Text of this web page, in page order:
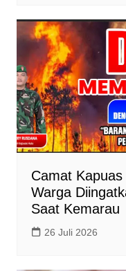
Camat
Warga
Saat Kemarau
26 Juli 2026